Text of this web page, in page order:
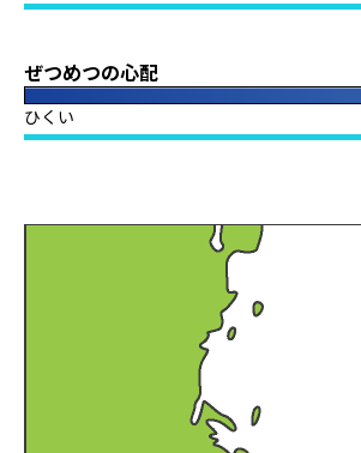
ぜつめつの心配
ひくい